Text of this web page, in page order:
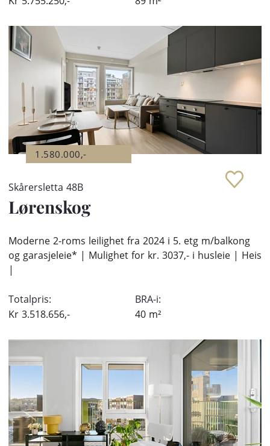
1.580.000,-
Skårersletta 48B
Lørenskog
Moderne 2-roms leilighet fra 2024 i 5. etg m/balkong
og garasjeleie* | Mulighet for kr. 3037,- i husleie | Heis
|
Totalpris:
Kr 3.518.656,-
BRA-i:
40 m²